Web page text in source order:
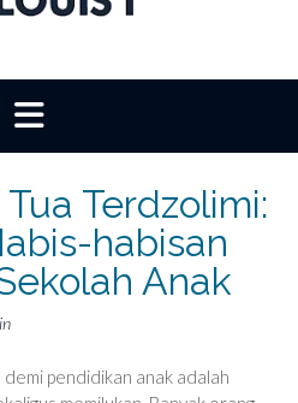
Terdzolimi:
habisan
Anak
pendidikan anak adalah